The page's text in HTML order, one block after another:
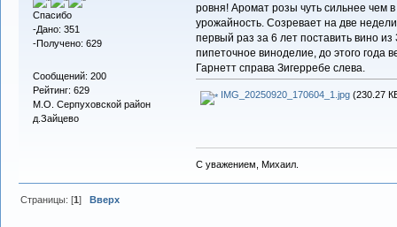
Спасибо
-Дано: 351
-Получено: 629
Сообщений: 200
Рейтинг: 629
М.О. Серпуховской район
д.Зайцево
ровня! Аромат розы чуть сильнее чем
урожайность. Созревает на две
первый раз за 6 лет поставить вино
пипеточное виноделие, до этого года
Гарнетт справа Зигерребе слева.
IMG_20250920_170604_1.jpg(230.27
С уважением, Михаил.
Страницы: [1]Вверх